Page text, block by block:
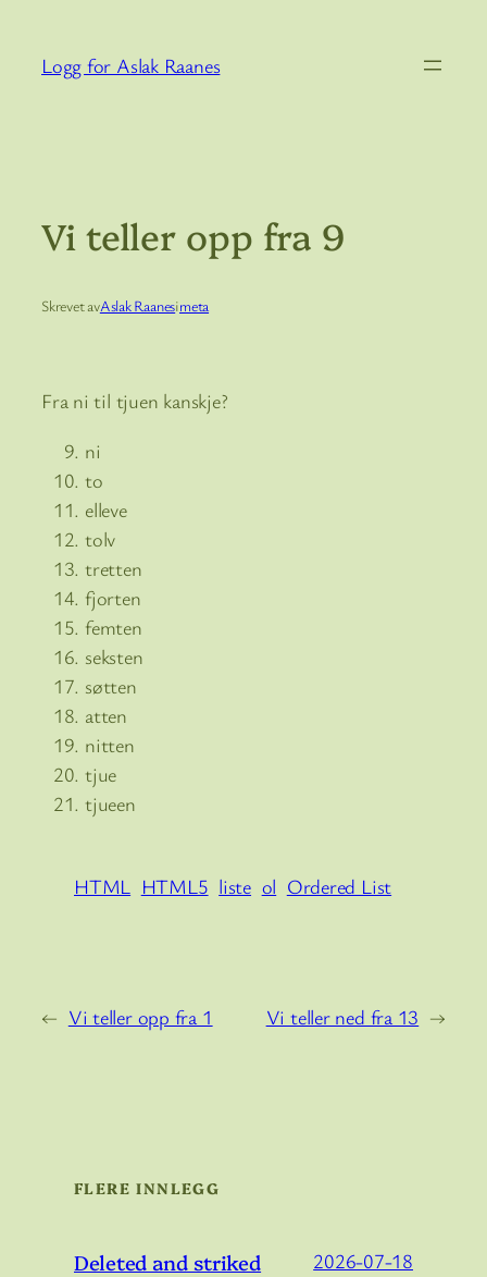
innhold
Logg for Aslak Raanes
Vi teller opp fra 9
Skrevet avAslak Raanesimeta
Fra ni til tjuen kanskje?
ni
to
elleve
tolv
tretten
fjorten
femten
seksten
søtten
atten
nitten
tjue
tjueen
HTML HTML5 liste ol Ordered List
← Vi teller opp fra 1 Vi teller ned fra 13 →
FLERE INNLEGG
Deleted and striked 2026-07-18